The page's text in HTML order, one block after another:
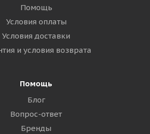
Помощь
Условия оплаты
Условия доставки
и условия возврата
Помощь
Блог
Вопрос-ответ
Бренды